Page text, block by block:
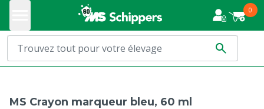
0
MS Crayon marqueur bleu, 60 ml